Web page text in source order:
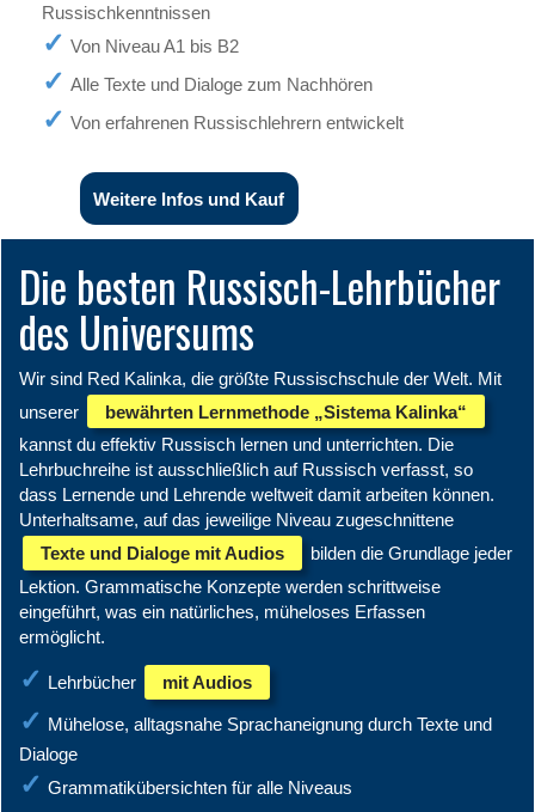
Russischkenntnissen
Von Niveau A1 bis B2
Alle Texte und Dialoge zum Nachhören
Von erfahrenen Russischlehrern entwickelt
Weitere Infos und Kauf
Die besten Russisch-Lehrbücher
des Universums
Wir sind Red Kalinka, die größte Russischschule der Welt. Mit
unserer
bewährten Lernmethode „Sistema Kalinka“
kannst du effektiv Russisch lernen und unterrichten. Die
Lehrbuchreihe ist ausschließlich auf Russisch verfasst, so
dass Lernende und Lehrende weltweit damit arbeiten können.
Unterhaltsame, auf das jeweilige Niveau zugeschnittene
Texte und Dialoge mit Audios
bilden die Grundlage jeder
Lektion. Grammatische Konzepte werden schrittweise
eingeführt, was ein natürliches, müheloses Erfassen
ermöglicht.
Lehrbücher mit Audios
Mühelose, alltagsnahe Sprachaneignung durch Texte und
Dialoge
Grammatikübersichten für alle Niveaus